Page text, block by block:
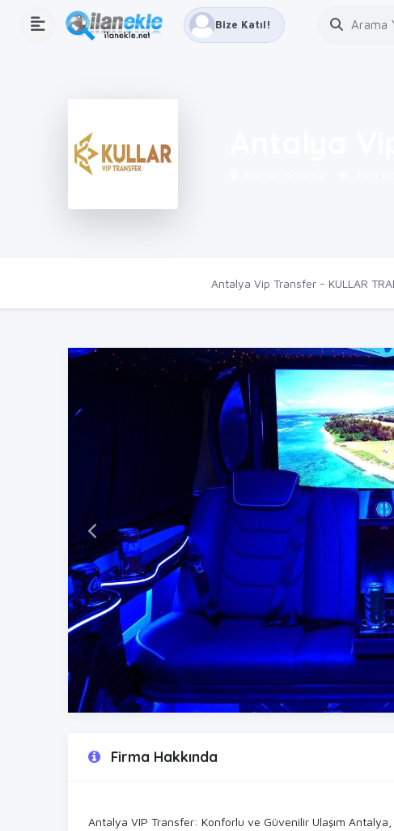
Bize Katıl!
Antalya Vip Transfer - KULLAR
Firma Hakkında
Antalya VIP Transfer: Konforlu ve Güvenilir Ulaşım